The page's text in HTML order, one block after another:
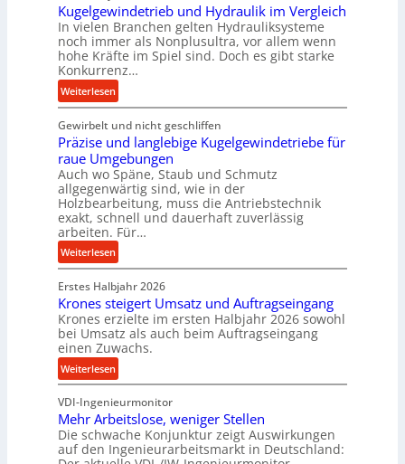
o
r
m
a
n
c
b
e
i
m
D
r
ü
c
k
p
r
o
z
e
s
Kugelgewindetrieb und Hydraulik im Vergleich
In vielen Branchen gelten Hydrauliksysteme
noch immer als Nonplusultra, vor allem wenn
hohe Kräfte im Spiel sind. Doch es gibt starke
Konkurrenz…
Weiterlesen:
K
u
g
e
l
g
e
w
i
n
e
t
r
i
b
u
n
d
H
Gewirbelt und nicht geschliffen
Präzise und langlebige Kugelgewindetriebe für
raue Umgebungen
Auch wo Späne, Staub und Schmutz
allgegenwärtig sind, wie in der
Holzbearbeitung, muss die Antriebstechnik
exakt, schnell und dauerhaft zuverlässig
arbeiten. Für…
Weiterlesen:
P
r
ä
z
i
s
e
u
n
d
l
a
Erstes Halbjahr 2026
Krones steigert Umsatz und Auftragseingang
Krones erzielte im ersten Halbjahr 2026 sowohl
bei Umsatz als auch beim Auftragseingang
einen Zuwachs.
Weiterlesen:
K
r
o
n
e
VDI-Ingenieurmonitor
Mehr Arbeitslose, weniger Stellen
Die schwache Konjunktur zeigt Auswirkungen
auf den Ingenieurarbeitsmarkt in Deutschland: